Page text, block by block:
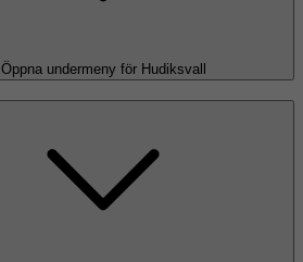
Öppna undermeny för Hudiksvall